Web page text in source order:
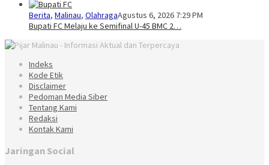
Berita, Malinau, OlahragaAgustus 6, 2026 7:29 PM
Bupati FC Melaju ke Semifinal U-45 BMC 2…
Indeks
Kode Etik
Disclaimer
Pedoman Media Siber
Tentang Kami
Redaksi
Kontak Kami
Jaringan Social